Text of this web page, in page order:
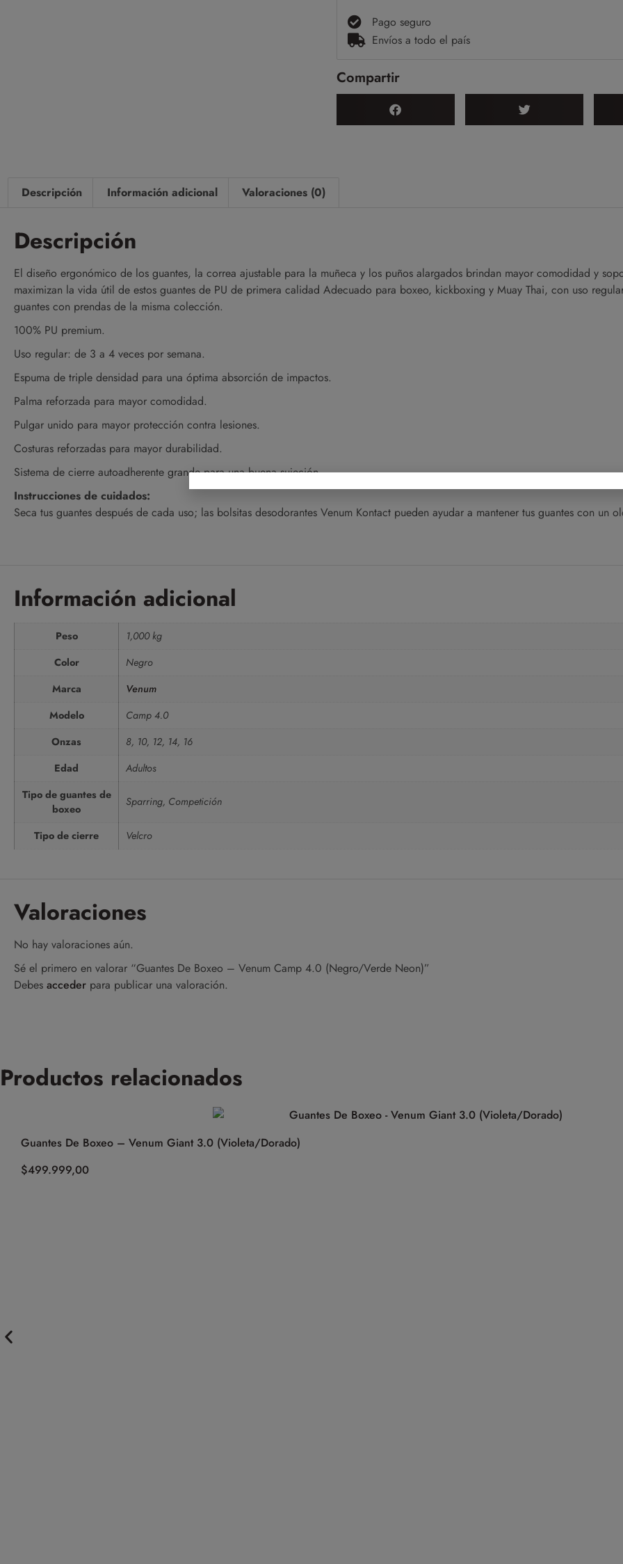
Pago seguro
Envíos a todo el país
Compartir
Descripción Información adicional Valoraciones (0)
Descripción
El diseño ergonómico de los guantes, la correa ajustable para la muñeca y los puños alargados brindan mayor comodidad y
maximizan la vida útil de estos guantes de PU de primera calidad Adecuado para boxeo, kickboxing y Muay Thai, con uso
guantes con prendas de la misma colección.
100% PU premium.
Uso regular: de 3 a 4 veces por semana.
Espuma de triple densidad para una óptima absorción de impactos.
Palma reforzada para mayor comodidad.
Pulgar unido para mayor protección contra lesiones.
Costuras reforzadas para mayor durabilidad.
Sistema de cierre autoadherente grande para una buena sujeción.
Instrucciones de cuidados:
Seca tus guantes después de cada uso; las bolsitas desodorantes Venum Kontact pueden ayudar a mantener tus guantes con un
Información adicional
Peso
1,000 kg
Color
Negro
Marca
Venum
Modelo
Camp 4.0
Onzas
8, 10, 12, 14, 16
Edad
Adultos
Tipo de guantes de
boxeo
Sparring, Competición
Tipo de cierre Velcro
Valoraciones
No hay valoraciones aún.
Sé el primero en valorar “Guantes De Boxeo – Venum Camp 4.0 (Negro/Verde Neon)”
Debes acceder para publicar una valoración.
Productos relacionados
Guantes De Boxeo – Venum Giant 3.0 (Violeta/Dorado)
$499.999,00